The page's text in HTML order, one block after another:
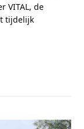
VITAL, de
tijdelijk